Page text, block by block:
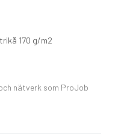
170 g/m2
nätverk som ProJob